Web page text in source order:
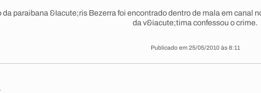
da paraibana &Iacute;ris Bezerra foi encontrado dentro de mala em canal
da v&iacute;tima confessou o crime.
Publicado em 25/05/2010 às 8:11